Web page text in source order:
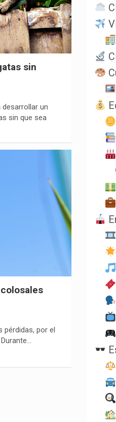
sin
un
sin que sea
pérdidas, por el